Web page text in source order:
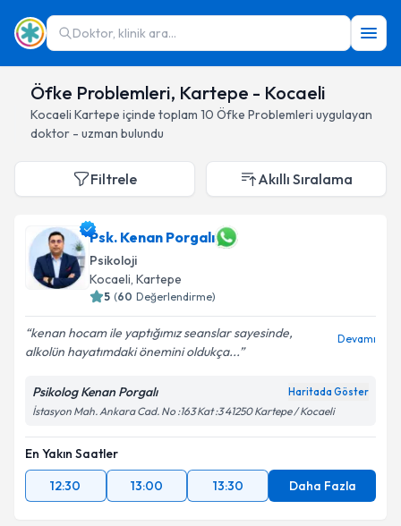
Doktor, klinik ara...
Öfke Problemleri, Kartepe - Kocaeli
Kocaeli Kartepe içinde toplam 10 Öfke Problemleri uygulayan
doktor - uzman bulundu
Filtrele Akıllı Sıralama
Psk. Kenan Porgalı
Psikoloji
Kocaeli, Kartepe
5 (60 Değerlendirme)
kenan hocam ile yaptığımız seanslar sayesinde,
alkolün hayatımdaki önemini oldukça...
Devamı
Psikolog Kenan Porgalı Haritada Göster
İstasyon Mah. Ankara Cad. No :163 Kat :3 41250 Kartepe / Kocaeli
En Yakın Saatler
12:30
13:00 13:30 Daha Fazla